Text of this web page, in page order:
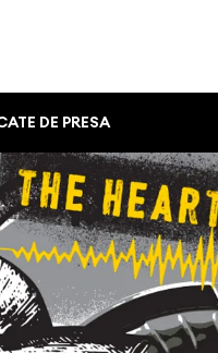
DE PRESA